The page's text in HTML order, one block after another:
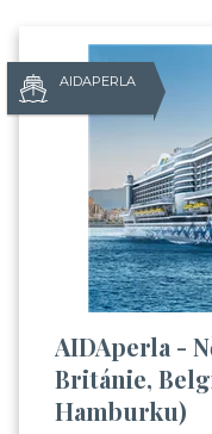
AIDAPERLA
AIDAperla -
Británie,
Hamburku)
Odesláním
zpracováním